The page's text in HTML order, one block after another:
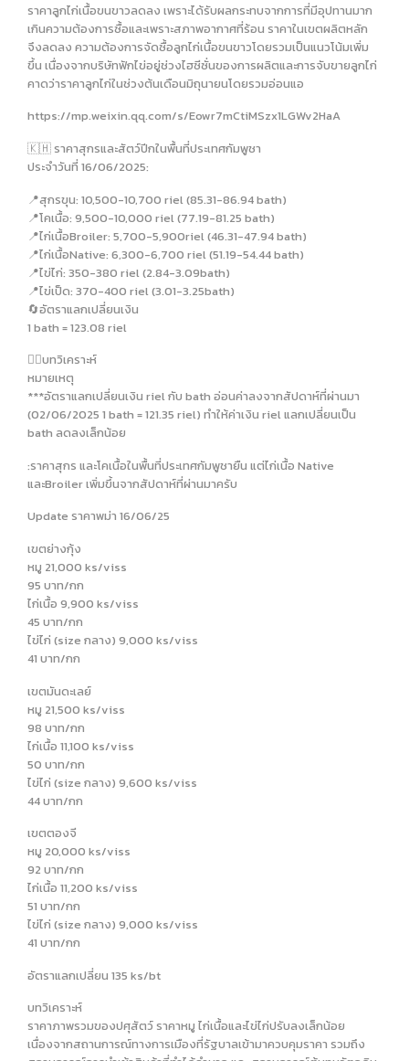
ราคาลูกไก่เนื้อขนขาวลดลง เพราะได้รับผลกระทบจากการที่มีอุปทานมาก
เกินความต้องการซื้อและเพราะสภาพอากาศที่ร้อน ราคาในเขตผลิตหลัก
จึงลดลง ความต้องการจัดซื้อลูกไก่เนื้อขนขาวโดยรวมเป็นแนวโน้มเพิ่ม
ขึ้น เนื่องจากบริษัทฟักไข่อยู่ช่วงไฮซีซั่นของการผลิตและการจับขายลูกไก่
คาดว่าราคาลูกไก่ในช่วงต้นเดือนมิถุนายนโดยรวมอ่อนแอ
https://mp.weixin.qq.com/s/Eowr7mCtiMSzx1LGWv2HaA
🇰🇭 ราคาสุกรและสัตว์ปีกในพื้นที่ประเทศกัมพูชา
ประจำวันที่ 16/06/2025:
📍สุกรขุน: 10,500-10,700 riel (85.31-86.94 bath)
📍โคเนื้อ: 9,500-10,000 riel (77.19-81.25 bath)
📍ไก่เนื้อBroiler: 5,700-5,900riel (46.31-47.94 bath)
📍ไก่เนื้อNative: 6,300-6,700 riel (51.19-54.44 bath)
📍ไข่ไก่: 350-380 riel (2.84-3.09bath)
📍ไข่เป็ด: 370-400 riel (3.01-3.25bath)
🔄อัตราแลกเปลี่ยนเงิน
1 bath = 123.08 riel
✍🏻บทวิเคราะห์
หมายเหตุ
***อัตราแลกเปลี่ยนเงิน riel กับ bath อ่อนค่าลงจากสัปดาห์ที่ผ่านมา
(02/06/2025 1 bath = 121.35 riel) ทำให้ค่าเงิน riel แลกเปลี่ยนเป็น
bath ลดลงเล็กน้อย
:ราคาสุกร และโคเนื้อในพื้นที่ประเทศกัมพูชายืน แต่ไก่เนื้อ Native
และBroiler เพิ่มขึ้นจากสัปดาห์ที่ผ่านมาครับ
Update ราคาพม่า 16/06/25
เขตย่างกุ้ง
หมู 21,000 ks/viss
95 บาท/กก
ไก่เนื้อ 9,900 ks/viss
45 บาท/กก
ไข่ไก่ (size กลาง) 9,000 ks/viss
41 บาท/กก
เขตมันดะเลย์
หมู 21,500 ks/viss
98 บาท/กก
ไก่เนื้อ 11,100 ks/viss
50 บาท/กก
ไข่ไก่ (size กลาง) 9,600 ks/viss
44 บาท/กก
เขตตองจี
หมู 20,000 ks/viss
92 บาท/กก
ไก่เนื้อ 11,200 ks/viss
51 บาท/กก
ไข่ไก่ (size กลาง) 9,000 ks/viss
41 บาท/กก
อัตราแลกเปลี่ยน 135 ks/bt
บทวิเคราะห์
ราคาภาพรวมของปศุสัตว์ ราคาหมู ไก่เนื้อและไข่ไก่ปรับลงเล็กน้อย
เนื่องจากสถานการณ์ทางการเมืองที่รัฐบาลเข้ามาควบคุมราคา รวมถึง